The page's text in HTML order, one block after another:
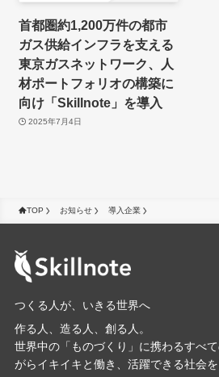
首都圏約1,200万件の都市
ガス供給インフラを支える
東京ガスネットワーク、人
材ポートフォリオの構築に
向け「Skillnote」を導入
2025年7月4日
TOP お知らせ 導入企業
つくる人が、いきる世界へ
作る人、造る人、創る人。
世界中の「ものづくり」に携わるすべ
がらイキイキと働き、活躍できる社会を